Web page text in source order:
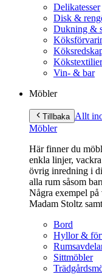
Delikatesser
Disk &
Dukning &
Kökstextilier
Vin- & bar
Möbler
Tillbaka Allt
Möbler
Här finner du
enkla linjer,
övrig inredning i
alla rum såsom
Några exempel
Madam Stoltz
Bord
Hyllor &
Sittmöbler